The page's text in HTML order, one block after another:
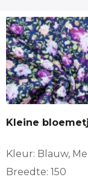
Kleine
Kleur: Blauw,
Breedte: 150